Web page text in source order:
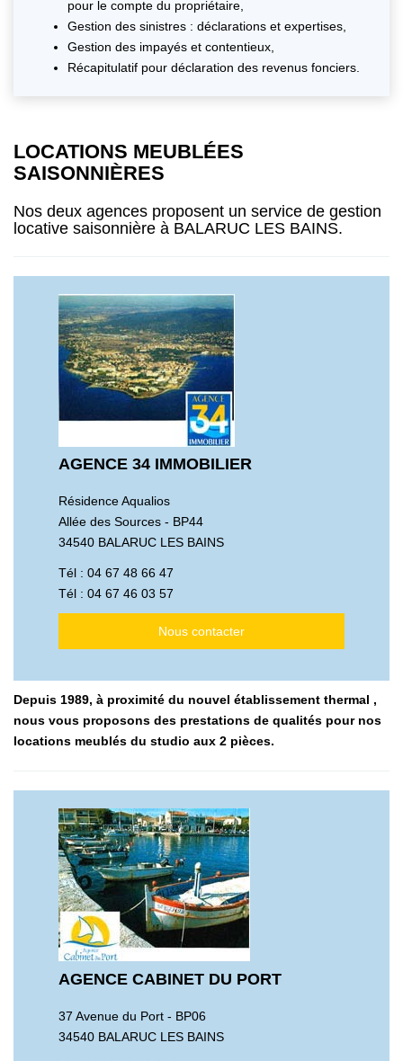
pour le compte du propriétaire,
Gestion des sinistres : déclarations et expertises,
Gestion des impayés et contentieux,
Récapitulatif pour déclaration des revenus fonciers.
LOCATIONS MEUBLÉES
SAISONNIÈRES
Nos deux agences proposent un service de gestion
locative saisonnière à BALARUC LES BAINS.
AGENCE 34 IMMOBILIER
Résidence Aqualios
Allée des Sources - BP44
34540 BALARUC LES BAINS
Tél : 04 67 48 66 47
Tél : 04 67 46 03 57
Nous contacter
Depuis 1989, à proximité du nouvel établissement thermal ,
nous vous proposons des prestations de qualités pour nos
locations meublés du studio aux 2 pièces.
AGENCE CABINET DU PORT
37 Avenue du Port - BP06
34540 BALARUC LES BAINS